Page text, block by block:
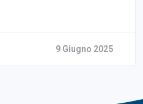
9 Giugno 2025